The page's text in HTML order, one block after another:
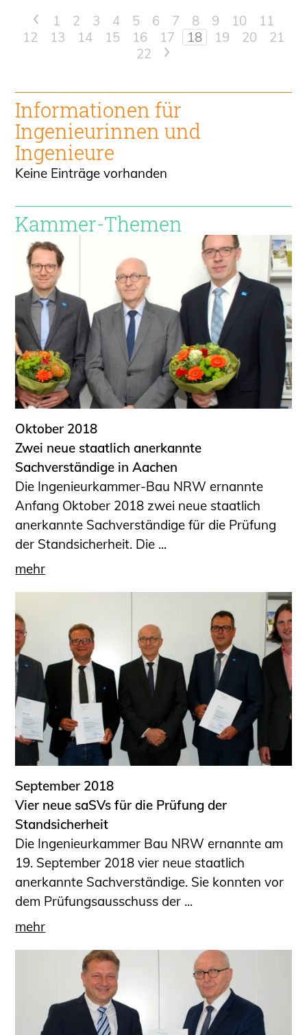
< 1 2 3 4 5 6 7 8 9 10
11
12
13 14 15 16 17 18 19 20
21
22
>
Informationen für
Ingenieurinnen und
Ingenieure
Keine Einträge vorhanden
Kammer-Themen
Oktober 2018
Zwei neue staatlich anerkannte
Sachverständige in Aachen
Die Ingenieurkammer-Bau NRW ernannte
Anfang Oktober 2018 zwei neue staatlich
anerkannte Sachverständige für die Prüfung
der Standsicherheit. Die ...
mehr
September 2018
Vier neue saSVs für die Prüfung der
Standsicherheit
Die Ingenieurkammer Bau NRW ernannte am
19. September 2018 vier neue staatlich
anerkannte Sachverständige. Sie konnten vor
dem Prüfungsausschuss der ...
mehr